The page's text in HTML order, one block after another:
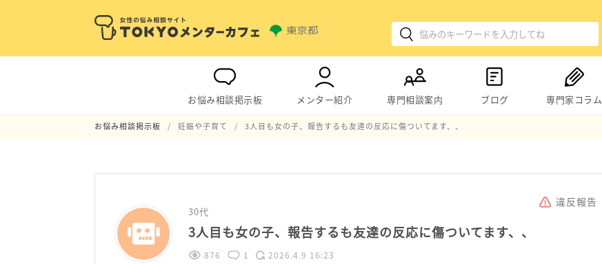
お悩み相談掲示板 メンター紹介 専門相談案内 ブログ 専門家コラム
お悩み相談掲示板 妊娠や子育て 3人目も女の子、報告するも友達の反応に傷ついてます、、
違反報告
30代
3人目も女の子、報告するも友達の反応に傷ついてます、、
876 1 2026.4.9 16:23